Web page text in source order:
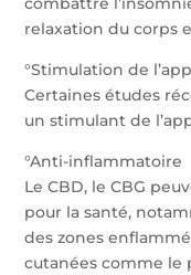
relaxation du corps
°Stimulation de
Certaines études
un stimulant de
°Anti-inflammatoire
Le CBD, le CBG
pour la santé,
des zones
cutanées comme le